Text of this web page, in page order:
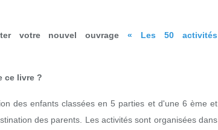
votre nouvel ouvrage« Les 50 activités
ce livre ?
des enfants classées en 5 parties et d'une 6 ème et
des parents. Les activités sont organisées dans